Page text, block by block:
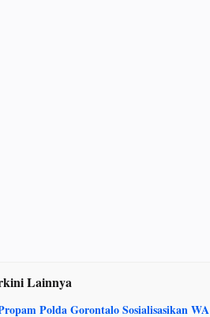
Lainnya
Polda Gorontalo Sosialisasikan WA